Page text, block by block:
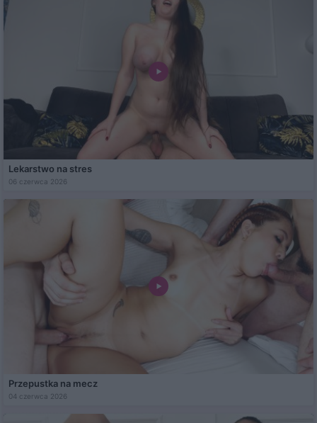
Lekarstwo na stres
06 czerwca 2026
Przepustka na mecz
04 czerwca 2026